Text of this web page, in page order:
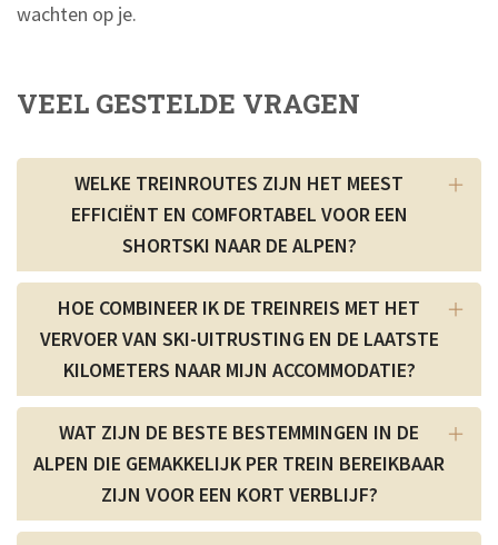
wachten op je.
VEEL GESTELDE VRAGEN
WELKE TREINROUTES ZIJN HET MEEST
EFFICIËNT EN COMFORTABEL VOOR EEN
SHORTSKI NAAR DE ALPEN?
HOE COMBINEER IK DE TREINREIS MET HET
VERVOER VAN SKI-UITRUSTING EN DE LAATSTE
KILOMETERS NAAR MIJN ACCOMMODATIE?
WAT ZIJN DE BESTE BESTEMMINGEN IN DE
ALPEN DIE GEMAKKELIJK PER TREIN BEREIKBAAR
ZIJN VOOR EEN KORT VERBLIJF?